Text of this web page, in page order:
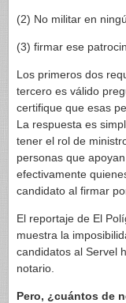
(2) No militar en
(3) firmar ese
Los primeros dos
tercero es válido
certifique que esas
La respuesta es
tener el rol de
personas que
efectivamente
candidato al firmar
El reportaje de El
muestra la
candidatos al Servel
notario.
Pero, ¿cuántos de